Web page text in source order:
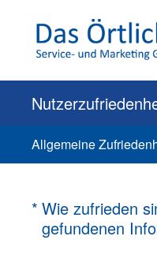
Allgemeine
* Wie zufrieden
gefundenen
(Erforderlich.)